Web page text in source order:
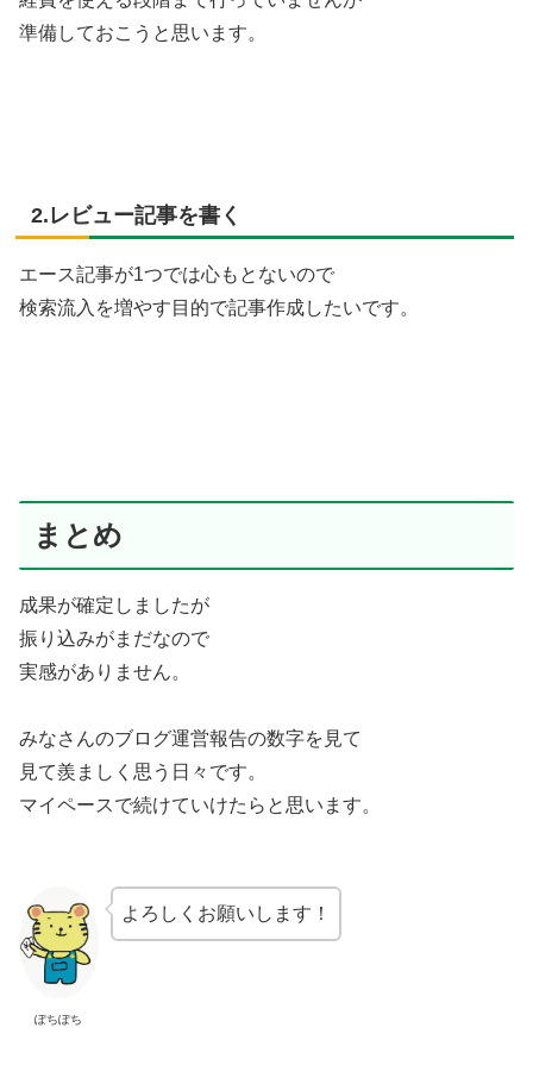
準備しておこうと思います。
2.レビュー記事を書く
エース記事が1つでは心もとないので
検索流入を増やす目的で記事作成したいです。
まとめ
成果が確定しましたが
振り込みがまだなので
実感がありません。
みなさんのブログ運営報告の数字を見て
見て羨ましく思う日々です。
マイペースで続けていけたらと思います。
ぽちぽち
よろしくお願いします！